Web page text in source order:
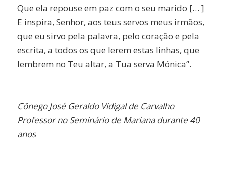
Que ela repouse em paz com o seu marido [… ]
E inspira, Senhor, aos teus servos meus irmãos,
que eu sirvo pela palavra, pelo coração e pela
escrita, a todos os que lerem estas linhas, que
lembrem no Teu altar, a Tua serva Mónica”.
Cônego José Geraldo Vidigal de Carvalho
Professor no Seminário de Mariana durante 40
anos